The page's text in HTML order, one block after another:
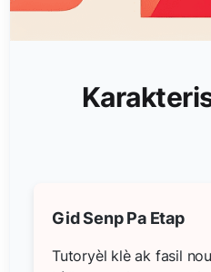
Gid Senp Pa Etap
Tutoryèl klè ak fasil